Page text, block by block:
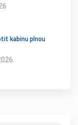
kabinu plnou